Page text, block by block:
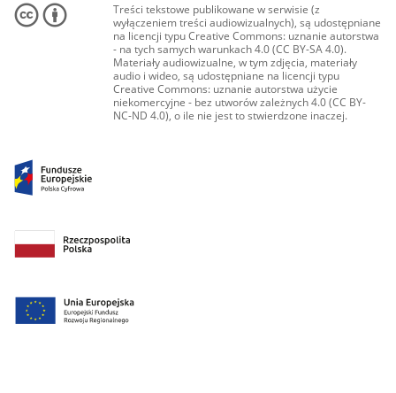
Treści tekstowe publikowane w serwisie (z
wyłączeniem treści audiowizualnych), są udostępniane
na licencji typu Creative Commons: uznanie autorstwa
- na tych samych warunkach 4.0 (CC BY-SA 4.0).
Materiały audiowizualne, w tym zdjęcia, materiały
audio i wideo, są udostępniane na licencji typu
Creative Commons: uznanie autorstwa użycie
niekomercyjne - bez utworów zależnych 4.0 (CC BY-
NC-ND 4.0), o ile nie jest to stwierdzone inaczej.